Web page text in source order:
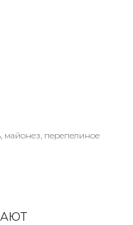
майонез, перепелиное